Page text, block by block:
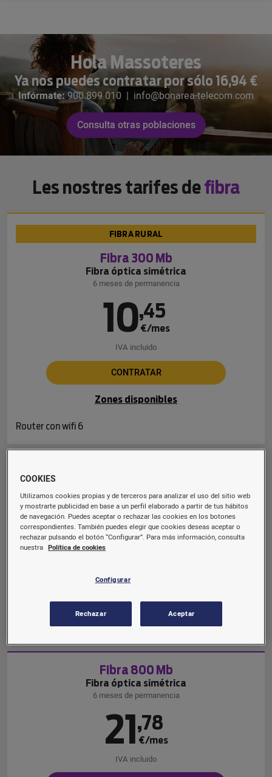
Hola Massoteres
Ya nos puedes contratar por sólo 16,94 €
Infórmate:900 899 010 | info@bonarea-telecom.com
Consulta otras poblaciones
Les nostres tarifes defibra
FIBRA RURAL
Fibra 300 Mb
Fibra óptica simétrica
6 meses de permanencia
10,45
€/mes
IVA incluido
CONTRATAR
Zones disponibles
Router con wifi 6
6 meses de permanencia
16,94
Router con wifi 6
Fibra 800 Mb
Fibra óptica simétrica
6 meses de permanencia
21,78
€/mes
IVA incluido
COOKIES
Utilizamos cookies propias y de terceros para analizar el uso del sitio web
y mostrarte publicidad en base a un perfil elaborado a partir de tus hábitos
de navegación. Puedes aceptar o rechazar las cookies en los botones
correspondientes. También puedes elegir que cookies deseas aceptar o
rechazar pulsando el botón “Configurar”. Para más información, consulta
nuestra Política de cookies
Configurar
Rechazar Aceptar